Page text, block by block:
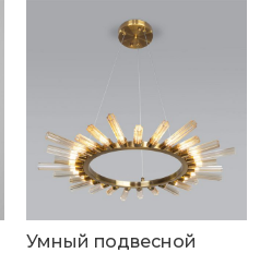
Умный подвесной